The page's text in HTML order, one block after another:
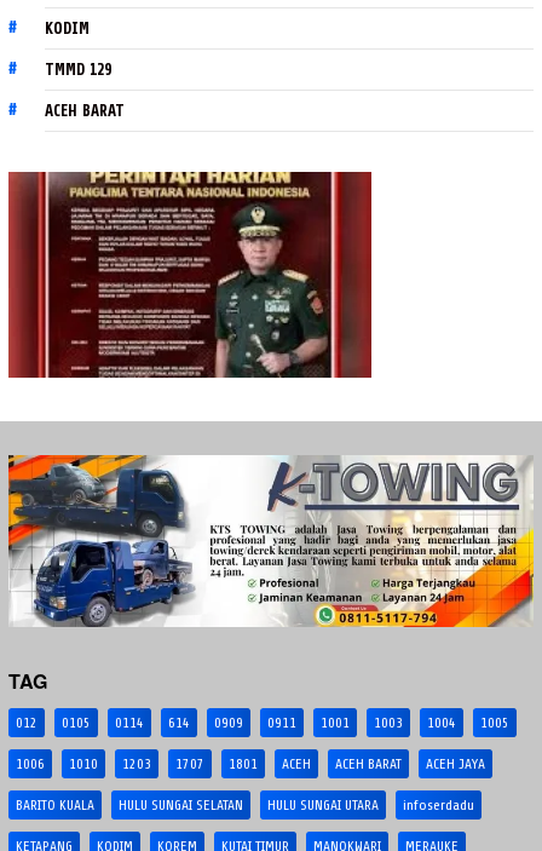
KODIM
TMMD 129
ACEH BARAT
TAG
012 0105 0114 614 0909 0911 1001 1003 1004 1005
1006 1010 1203 1707 1801 ACEH ACEH BARAT ACEH JAYA
BARITO KUALA HULU SUNGAI SELATAN HULU SUNGAI UTARA infoserdadu
KETAPANG KODIM KOREM KUTAI TIMUR MANOKWARI MERAUKE